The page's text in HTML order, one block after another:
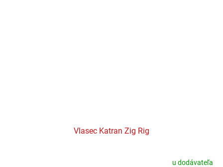
Vlasec Katran Zig Rig
u dodávateľa